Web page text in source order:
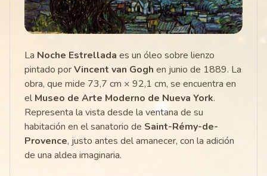
La Noche Estrellada es un óleo sobre lienzo
pintado porVincent van Gogh en junio de 1889. La
obra, que mide 73,7 cm × 92,1 cm, se encuentra en
el Museo de Arte Moderno de Nueva York.
Representa la vista desde la ventana de su
habitación en el sanatorio de Saint-Rémy-de-
Provence, justo antes del amanecer, con la adición
de una aldea imaginaria.